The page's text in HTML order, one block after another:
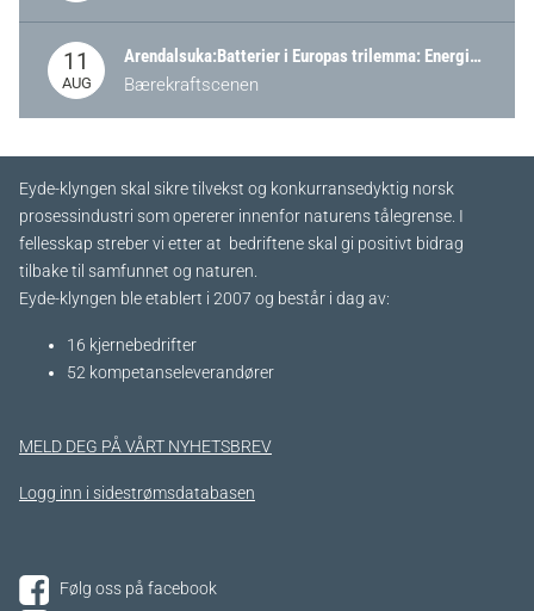
11
AUG
Arendalsuka:Batterier i Europas trilemma: Energisikkerhet, konkurransekraft og bærekraft (Battery Norway-arrangement)
Bærekraftscenen
Eyde-klyngen skal sikre tilvekst og konkurransedyktig norsk
prosessindustri som opererer innenfor naturens tålegrense. I
fellesskap streber vi etter at bedriftene skal gi positivt bidrag
tilbake til samfunnet og naturen.
Eyde-klyngen ble etablert i 2007 og består i dag av:
16 kjernebedrifter​
52 kompetanseleverandører
MELD DEG PÅ VÅRT NYHETSBREV
Logg inn i sidestrømsdatabasen
Følg oss på facebook